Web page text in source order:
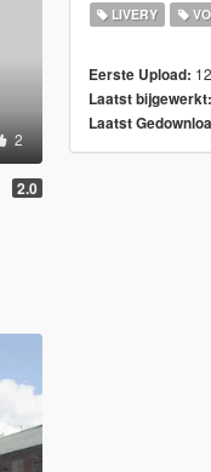
2
2.0
LIVERY
Eerste Upload:
Laatst bijgewerkt:
Laatst